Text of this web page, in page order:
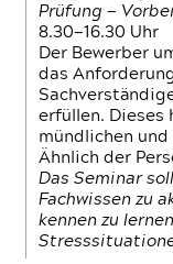
Prüfung —
8.30—16.30 Uhr
Der Bewerber
das
erfüllen. Dieses
mündlichen und
Ähnlich der
Das Seminar
Fachwissen zu
kennen zu